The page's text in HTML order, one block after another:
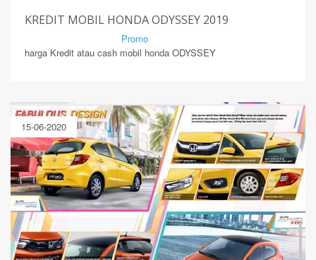
KREDIT MOBIL HONDA ODYSSEY 2019
Promo
harga Kredit atau cash mobil honda ODYSSEY
15-06-2020